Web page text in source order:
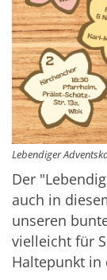
Lebendiger
Der
auch in
unseren
vielleicht für
Haltepunkt in